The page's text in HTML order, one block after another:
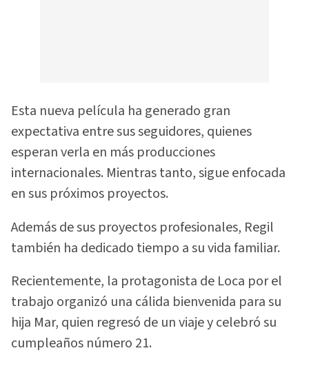
Esta nueva película ha generado gran
expectativa entre sus seguidores, quienes
esperan verla en más producciones
internacionales. Mientras tanto, sigue enfocada
en sus próximos proyectos.
Además de sus proyectos profesionales, Regil
también ha dedicado tiempo a su vida familiar.
Recientemente, la protagonista de Loca por el
trabajo organizó una cálida bienvenida para su
hija Mar, quien regresó de un viaje y celebró su
cumpleaños número 21.